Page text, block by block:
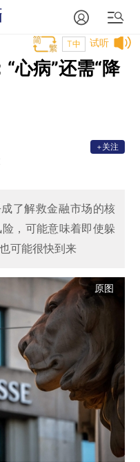
试听
T中
心病”还需“降
+关注
了解救金融市场的核
，可能意味着即使躲
可能很快到来
原图